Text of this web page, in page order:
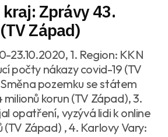
Zprávy 43.
Západ)
23.10.2020, 1. Region: KKN
počty nákazy covid-19 (TV
pozemku se státem
korun (TV Západ), 3.
opatření, vyzývá lidi k online
Západ) , 4. Karlovy Vary: